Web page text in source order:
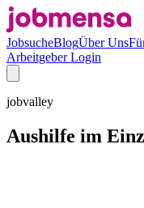
JobsucheBlogÜber Uns
Arbeitgeber Login
jobvalley
Aushilfe im